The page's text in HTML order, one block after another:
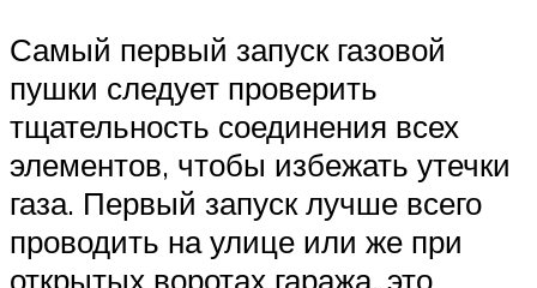
Самый первый запуск газовой
пушки следует проверить
тщательность соединения всех
элементов, чтобы избежать утечки
газа. Первый запуск лучше всего
проводить на улице или же при
открытых воротах гаража, это